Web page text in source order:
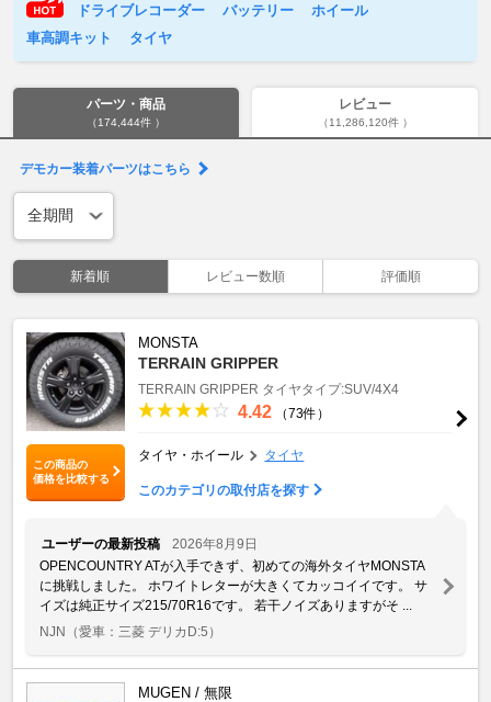
ドライブレコーダー バッテリー
ホイール
車高調キット
タイヤ
パーツ・商品
（174,444件 ）
レビュー
（11,286,120件 ）
デモカー装着パーツはこちら
新着順 レビュー数順 評価順
この商品の
価格を比較する
MONSTA
TERRAIN GRIPPER
TERRAIN GRIPPER タイヤタイプ:SUV/4X4
4.42 （73件）
タイヤ・ホイール タイヤ
このカテゴリの取付店を探す
ユーザーの最新投稿
2026年8月9日
OPENCOUNTRY ATが入手できず、初めての海外タイヤMONSTA
に挑戦しました。 ホワイトレターが大きくてカッコイイです。 サ
イズは純正サイズ215/70R16です。 若干ノイズありますがそ ...
NJN （愛車：三菱 デリカD:5）
MUGEN / 無限